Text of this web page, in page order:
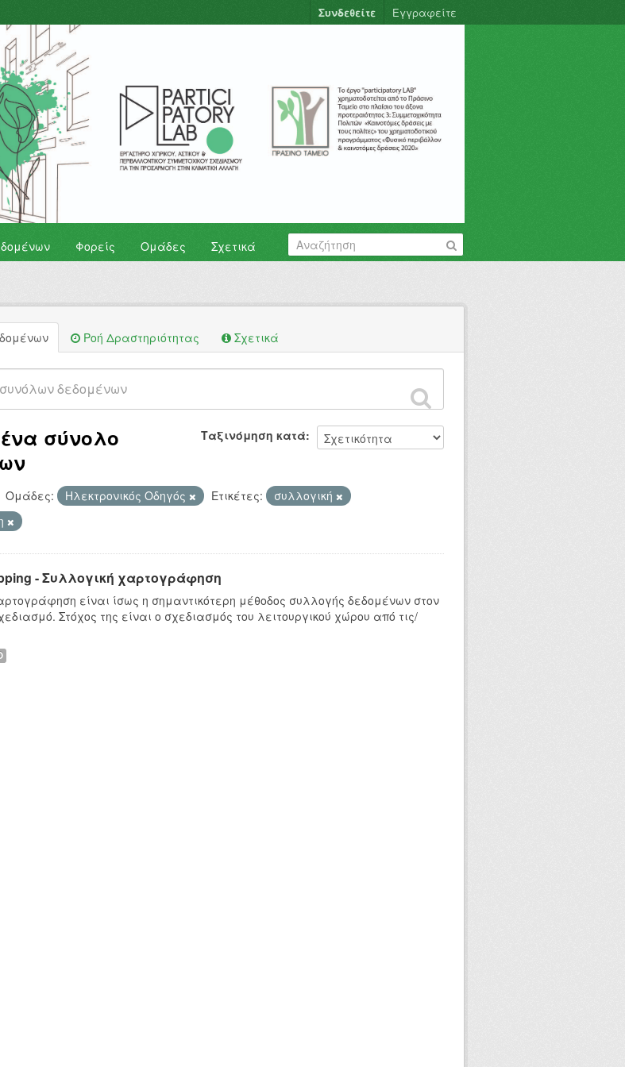
Συνδεθείτε Εγγραφείτε
Φορείς Ομάδες Σχετικά
Ροή Δραστηριότητας Σχετικά
Ταξινόμηση κατά
σύνολο
Ομάδες: Hλεκτρονικός Οδηγός Ετικέτες:
συλλογική
- Συλλογική χαρτογράφηση
είναι ίσως η σημαντικότερη μέθοδος συλλογής δεδομένων στον
Στόχος της είναι ο σχεδιασμός του λειτουργικού χώρου από τις/